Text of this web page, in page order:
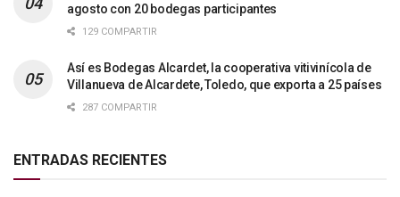
agosto con 20 bodegas participantes
129 COMPARTIR
Así es Bodegas Alcardet, la cooperativa vitivinícola de
Villanueva de Alcardete, Toledo, que exporta a 25 países
287 COMPARTIR
ENTRADAS RECIENTES